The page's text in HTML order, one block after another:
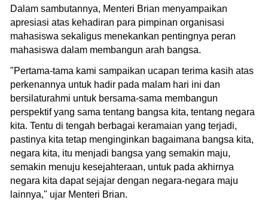
Dalam sambutannya, Menteri Brian menyampaikan
apresiasi atas kehadiran para pimpinan organisasi
mahasiswa sekaligus menekankan pentingnya peran
mahasiswa dalam membangun arah bangsa.
"Pertama-tama kami sampaikan ucapan terima kasih atas
perkenannya untuk hadir pada malam hari ini dan
bersilaturahmi untuk bersama-sama membangun
perspektif yang sama tentang bangsa kita, tentang negara
kita. Tentu di tengah berbagai keramaian yang terjadi,
pastinya kita tetap menginginkan bagaimana bangsa kita,
negara kita, itu menjadi bangsa yang semakin maju,
semakin menuju kesejahteraan, untuk pada akhirnya
negara kita dapat sejajar dengan negara-negara maju
lainnya," ujar Menteri Brian.